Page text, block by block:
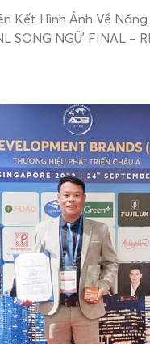
Kết Hình Ảnh Về
SONG NGỮ FINAL –